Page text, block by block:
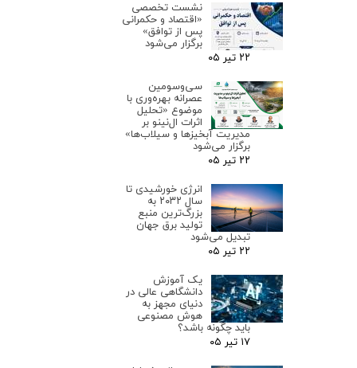
نشست تخصصی
«اقتصاد و حکمرانی
پس از توافق»
برگزار می‌شود
۲۲ تیر ۰۵
سی‌وسومین
عصرانه بهره‌وری با
موضوع «تحلیل
اثرات ال‌نینو بر
مدیریت آبخیزها و سیلاب‌ها»
برگزار می‌شود
۲۲ تیر ۰۵
انرژی خورشیدی تا
سال ۲۰۳۲ به
بزرگ‌ترین منبع
تولید برق جهان
تبدیل می‌شود
۲۲ تیر ۰۵
یک آموزش
دانشگاهی عالی در
دنیای مجهز به
هوش مصنوعی
باید چگونه باشد؟
۱۷ تیر ۰۵